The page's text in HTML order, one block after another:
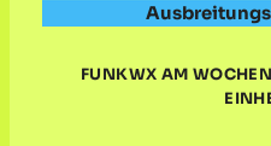
FUNKWX AM